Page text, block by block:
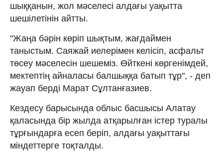
шыққанын, жол мәселесі алдағы уақытта
шешілетінін айтты.
"Жаңа бәрін көріп шықтым, жағдаймен
таныстым. Саяжай иелерімен келісіп, асфальт
төсеу мәселесін шешеміз. Өйткені көргенімдей,
мектептің айналасы балшыққа батып тұр", - деп
жауап берді Марат Сұлтанғазиев.
Кездесу барысында облыс басшысы Алатау
қаласында бір жылда атқарылған істер туралы
тұрғындарға есеп беріп, алдағы уақыттағы
міндеттерге тоқталды.